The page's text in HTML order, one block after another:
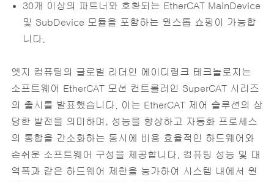
30개 이상의 파트너와 호환되는 EtherCAT MainDevice
및 SubDevice 모듈을 포함하는 원스톱 쇼핑이 가능합
니다.
엣지 컴퓨팅의 글로벌 리더인 에이디링크 테크놀로지 는
소프트웨어 EtherCAT 모션 컨트롤러인 SuperCAT 시리즈
의 출시를 발표했습니다. 이는 EtherCAT 제어 솔루션의 상
당한 발전을 의미하며, 성능을 향상하고 자동화 프로세스
의 통합을 간소화하는 동시에 비용 효율적인 하드웨어와
손쉬운 소프트웨어 구성을 제공합니다. 컴퓨팅 성능 및 대
역폭과 같은 하드웨어 제한을 능가하여 시스템 내에서 원